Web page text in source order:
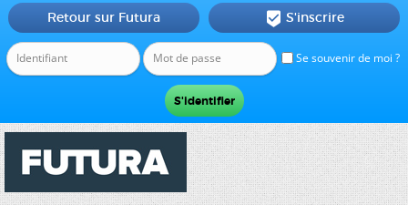
Se souvenir de moi ?
Retour sur Futura  S'inscrire